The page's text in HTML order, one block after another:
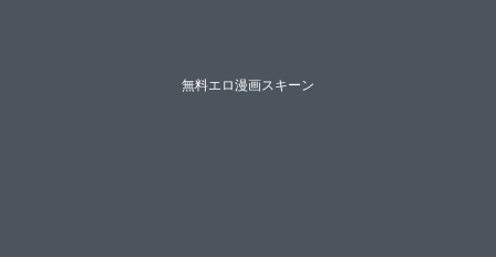
無料エロ漫画スキーン